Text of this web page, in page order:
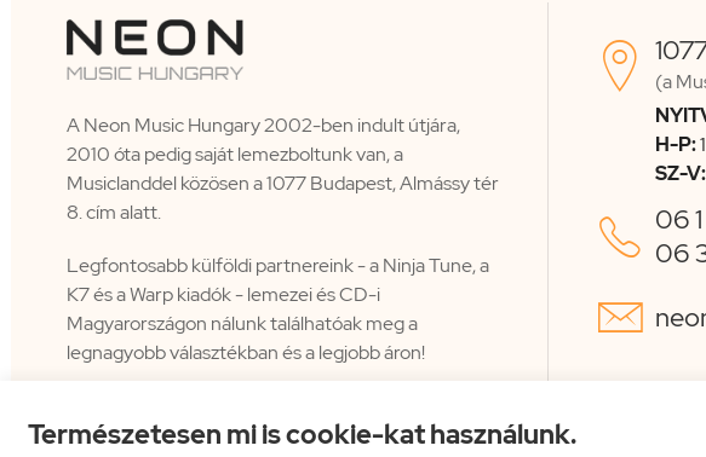
Természetesen mi is cookie-kat használunk.
A Neon Music Hungary 2002-ben indult útjára,
2010 óta pedig saját lemezboltunk van, a
Musiclanddel közösen a 1077 Budapest, Almássy tér
8. cím alatt.
Legfontosabb külföldi partnereink - a Ninja Tune, a
K7 és a Warp kiadók - lemezei és CD-i
Magyarországon nálunk találhatóak meg a
legnagyobb választékban és a legjobb áron!

(a
H-P:
SZ-V:
 06
06
